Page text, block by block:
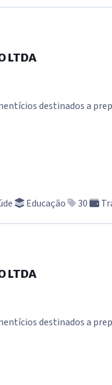
LTDA
destinados a
Educação 30
LTDA
destinados a